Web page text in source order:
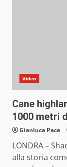
Video
Cane
1000 metri
Gianluca Pace
LONDRA –
alla storia